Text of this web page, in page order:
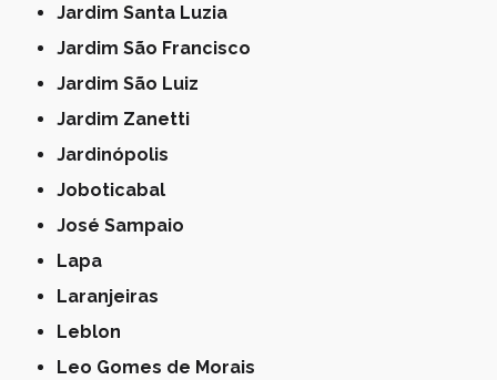
Jardim Santa Luzia
Jardim São Francisco
Jardim São Luiz
Jardim Zanetti
Jardinópolis
Joboticabal
José Sampaio
Lapa
Laranjeiras
Leblon
Leo Gomes de Morais